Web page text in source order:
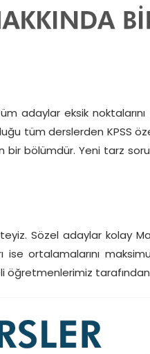
adaylar eksik noktalarını
tüm derslerden KPSS
bölümdür. Yeni tarz
Sözel adaylar kolay
ortalamalarını
öğretmenlerimiz